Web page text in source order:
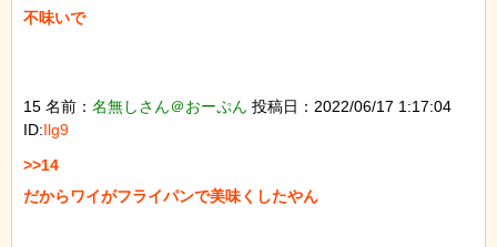
不味いで
15 名前： 名無しさん＠おーぷん 投稿日：2022/06/17 1:17:04
ID:Ilg9
>>14
だからワイがフライパンで美味くしたやん